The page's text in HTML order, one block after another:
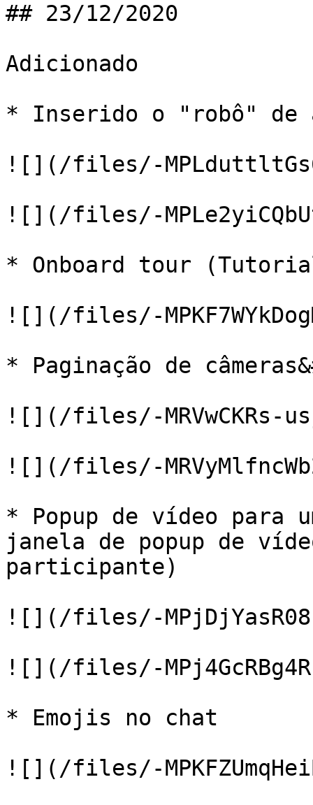
## 23/12/2020
Adicionado
* Inserido o "robô" de
![](/files/-
![](/files/-
* Onboard tour
![](/files/-
* Paginação de
![](/files/-MRVwCKRs-
![](/files/-
* Popup de vídeo para
janela de popup de
participante)
![](/files/-
![](/files/-
* Emojis no chat
![](/files/-